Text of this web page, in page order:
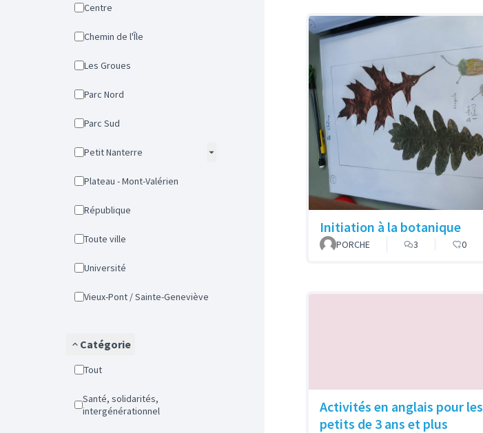
Centre
Chemin de l'Île
Les Groues
Parc Nord
Parc Sud
Petit Nanterre
Plateau - Mont-Valérien
République
Toute ville
Université
Vieux-Pont / Sainte-Geneviève
Catégorie
Tout
Santé, solidarités,
intergénérationnel
Initiation à la botanique
PORCHE
3 0
Activités en anglais pour les
petits de 3 ans et plus